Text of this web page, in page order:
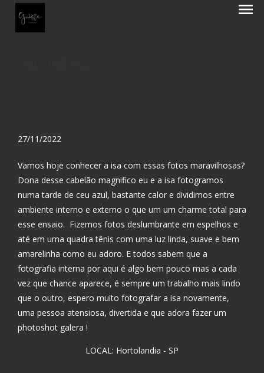
menu
27/11/2022
Vamos hoje conhecer a isa com essas fotos maravilhosas?
Dona desse cabelão magnifico eu e a isa fotogramos
numa tarde de ceu azul, bastante calor e dividimos entre
ambiente interno e externo o que um um charme total para
esse ensaio. Fizemos fotos deslumbrante em espelhos e
até em uma quadra tênis com uma luz linda, suave e bem
amarelinha como eu adoro. E todos sabem que a
fotografia interna por aqui é algo bem pouco mas a cada
vez que chance aparece, é sempre um trabalho mais lindo
que o outro, espero muito fotografar a isa novamente,
uma pessoa atensiosa, divertida e que adora fazer um
photoshot galera !
LOCAL: Hortolandia - SP